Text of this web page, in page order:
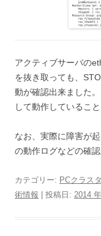
アクティブサーバの
を抜き取っても、
動が確認出来ました
して動作しているこ
なお、実際に障害が
の動作ログなどの確
カテゴリー: PCクラスタ
術情報 | 投稿日: 2014